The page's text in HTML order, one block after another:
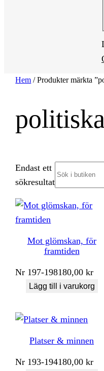
Hem / Produkter märkta
Endast ett
sökresultat
Mot glömskan, för
framtiden
Nr 197-198180,00kr
Lägg till i varukorg
Platser & minnen
Nr 193-194180,00kr